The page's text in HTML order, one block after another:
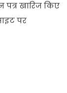
खारिज किए
पर